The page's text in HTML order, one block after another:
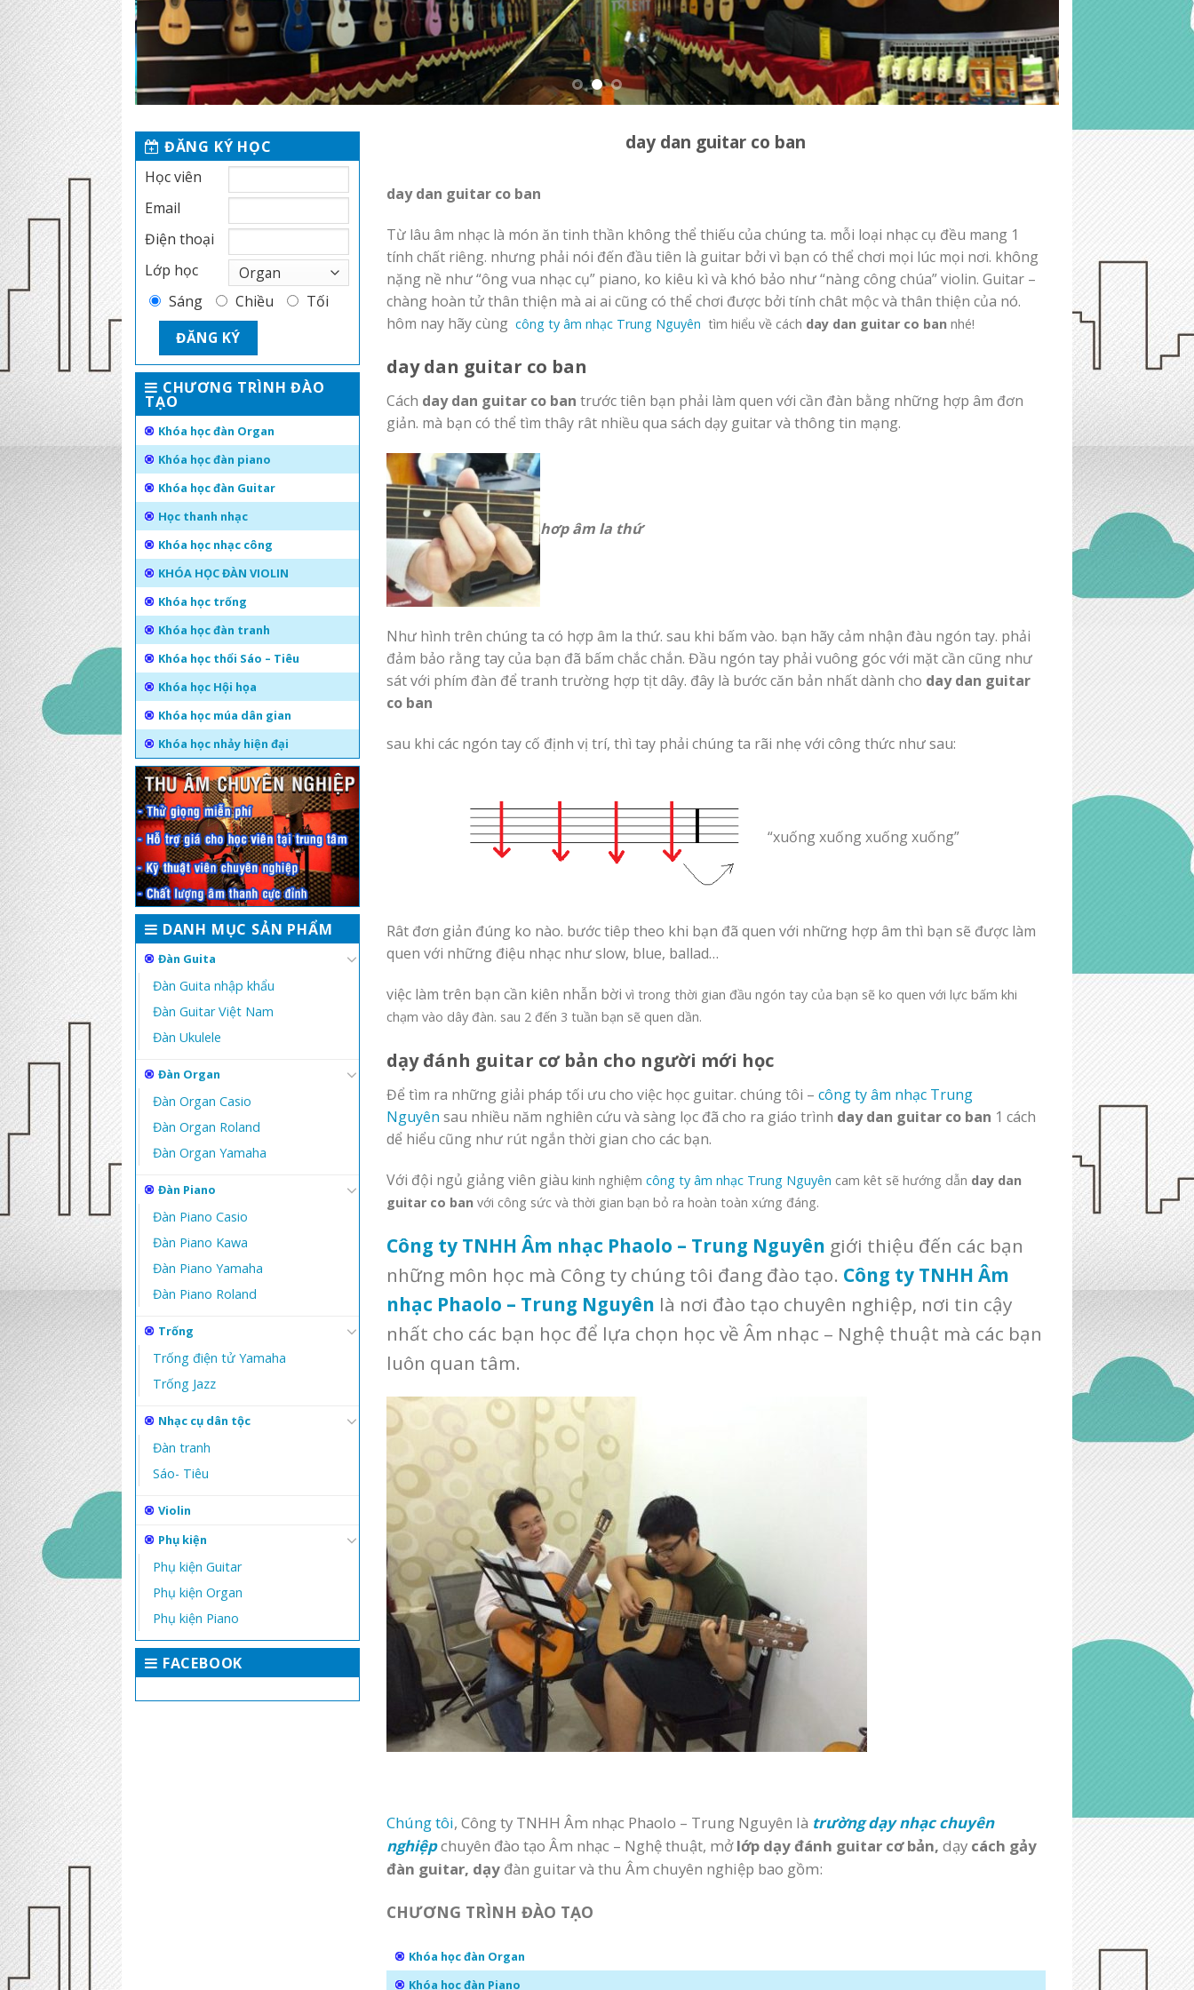
ĐĂNG KÝ HỌC
Học viên
Email
Điện thoại
Lớp học
Sáng
Chiều Tối
CHƯƠNG TRÌNH ĐÀO
TẠO
Khóa học đàn Organ
Khóa học đàn piano
Khóa học đàn Guitar
Học thanh nhạc
Khóa học nhạc công
KHÓA HỌC ĐÀN VIOLIN
Khóa học trống
Khóa học đàn tranh
Khóa học thổi Sáo – Tiêu
Khóa học Hội họa
Khóa học múa dân gian
Khóa học nhảy hiện đại
DANH MỤC SẢN PHẨM
Đàn Guita
Đàn Guita nhập khẩu
Đàn Guitar Việt Nam
Đàn Ukulele
Đàn Organ
Đàn Organ Casio
Đàn Organ Roland
Đàn Organ Yamaha
Đàn Piano
Đàn Piano Casio
Đàn Piano Kawa
Đàn Piano Yamaha
Đàn Piano Roland
Trống
Trống điện tử Yamaha
Trống Jazz
Nhạc cụ dân tộc
Đàn tranh
Sáo- Tiêu
Violin
Phụ kiện
Phụ kiện Guitar
Phụ kiện Organ
Phụ kiện Piano
FACEBOOK
day dan guitar co ban
day dan guitar co ban
Từ lâu âm nhạc là món ăn tinh thần không thể thiếu của chúng ta. mỗi loại nhạc cụ đều mang 1
tính chất riêng. nhưng phải nói đến đầu tiên là guitar bởi vì bạn có thể chơi mọi lúc mọi nơi. không
nặng nề như “ông vua nhạc cụ” piano, ko kiêu kì và khó bảo như “nàng công chúa” violin. Guitar –
chàng hoàn tử thân thiện mà ai ai cũng có thể chơi được bởi tính chât mộc và thân thiện của nó.
hôm nay hãy cùng công ty âm nhạc Trung Nguyên tìm hiểu về cách day dan guitar co ban nhé!
day dan guitar co ban
Cách day dan guitar co ban trước tiên bạn phải làm quen với cần đàn bằng những hợp âm đơn
giản. mà bạn có thể tìm thây rât nhiều qua sách dạy guitar và thông tin mạng.
hơp âm la thứ
Như hình trên chúng ta có hợp âm la thứ. sau khi bấm vào. bạn hãy cảm nhận đàu ngón tay. phải
đảm bảo rằng tay của bạn đã bấm chắc chắn. Đầu ngón tay phải vuông góc với mặt cần cũng như
sát với phím đàn để tranh trường hợp tịt dây. đây là bước căn bản nhất dành cho day dan guitar
co ban
sau khi các ngón tay cố định vị trí, thì tay phải chúng ta rãi nhẹ với công thức như sau:
“xuống xuống xuống xuống”
Rât đơn giản đúng ko nào. bước tiêp theo khi bạn đã quen với những hợp âm thì bạn sẽ được làm
quen với những điệu nhạc như slow, blue, ballad…
việc làm trên bạn cần kiên nhẫn bời vì trong thời gian đầu ngón tay của bạn sẽ ko quen với lực bấm khi
chạm vào dây đàn. sau 2 đến 3 tuần bạn sẽ quen dần.
dạy đánh guitar cơ bản cho người mới học
Để tìm ra những giải pháp tối ưu cho việc học guitar. chúng tôi – công ty âm nhạc Trung
Nguyên sau nhiều năm nghiên cứu và sàng lọc đã cho ra giáo trình day dan guitar co ban 1 cách
dể hiểu cũng như rút ngắn thời gian cho các bạn.
Với đội ngủ giảng viên giàu kinh nghiệm công ty âm nhạc Trung Nguyên cam kêt sẽ hướng dẫn day dan
guitar co ban với công sức và thời gian bạn bỏ ra hoàn toàn xứng đáng.
Công ty TNHH Âm nhạc Phaolo – Trung Nguyên giới thiệu đến các bạn
những môn học mà Công ty chúng tôi đang đào tạo. Công ty TNHH Âm
nhạc Phaolo – Trung Nguyên là nơi đào tạo chuyên nghiệp, nơi tin cậy
nhất cho các bạn học để lựa chọn học về Âm nhạc – Nghệ thuật mà các bạn
luôn quan tâm.
Chúng tôi, Công ty TNHH Âm nhạc Phaolo – Trung Nguyên là trường dạy nhạc chuyên
nghiệpchuyên đào tạo Âm nhạc – Nghệ thuật, mởlớp dạy đánh guitar cơ bản, dạy cách gảy
đàn guitar, dạyđàn guitar và thu Âm chuyên nghiệp bao gồm:
CHƯƠNG TRÌNH ĐÀO TẠO
Khóa học đàn Organ
Khóa học đàn Piano